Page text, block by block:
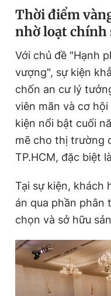
Tiện ích
Thông tin tòa soạn
Đọc Thanh Niên trên
Theo dõi báo trên
0906 645 777
Đặt báo Quảng cáo
Thời điểm
nhờ loạt chính
Với chủ đề "Hạnh
vượng", sự kiện
chốn an cưlý
viên mãn và cơ
kiện nổi bật cuối
mẽ cho thị trường
TP.HCM, đặc biệt
Tại sự kiện, khách
án qua phần phân
chọn và sở hữu